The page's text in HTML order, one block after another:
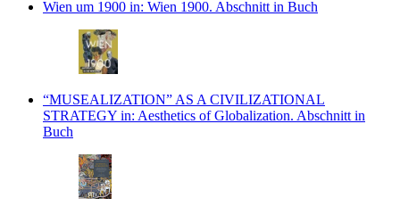
Wien um 1900 in: Wien 1900. Abschnitt in Buch
“MUSEALIZATION” AS A CIVILIZATIONAL
STRATEGY in: Aesthetics of Globalization. Abschnitt in
Buch